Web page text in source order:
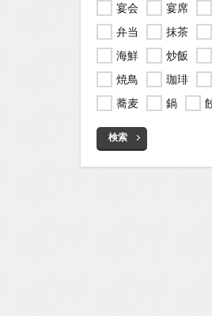
宴会
宴席
弁当
抹茶
海鮮
炒飯
焼鳥
珈琲
蕎麦
鍋
検索